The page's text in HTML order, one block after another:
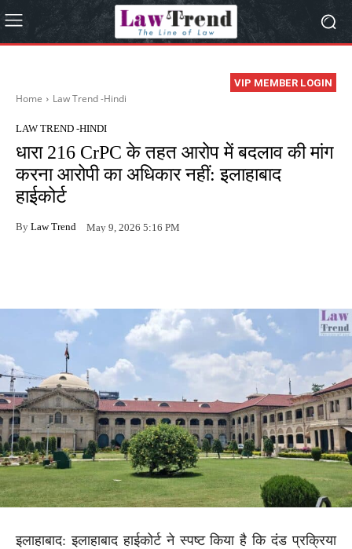
VIP MEMBER LOGIN
Home Law Trend -Hindi
LAW TREND -HINDI
धारा 216 CrPC के तहत आरोप में बदलाव की मांग
करना आरोपी का अधिकार नहीं: इलाहाबाद
हाईकोर्ट
By Law Trend May 9, 2026 5:16 PM
इलाहाबाद: इलाहाबाद हाईकोर्ट ने स्पष्ट किया है कि दंड प्रक्रिया